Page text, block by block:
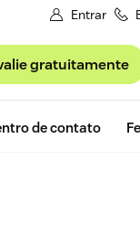
Entrar
gratuitamente
de contato